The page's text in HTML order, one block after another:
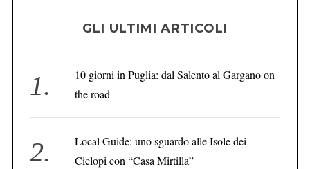
GLI ULTIMI ARTICOLI
10 giorni in Puglia: dal Salento al Gargano on
the road
Local Guide: uno sguardo alle Isole dei
Ciclopi con “Casa Mirtilla”